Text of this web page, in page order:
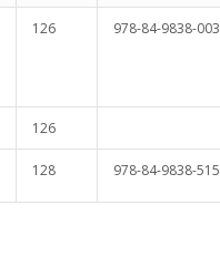
126 978-84-9838-003
126
128 978-84-9838-515